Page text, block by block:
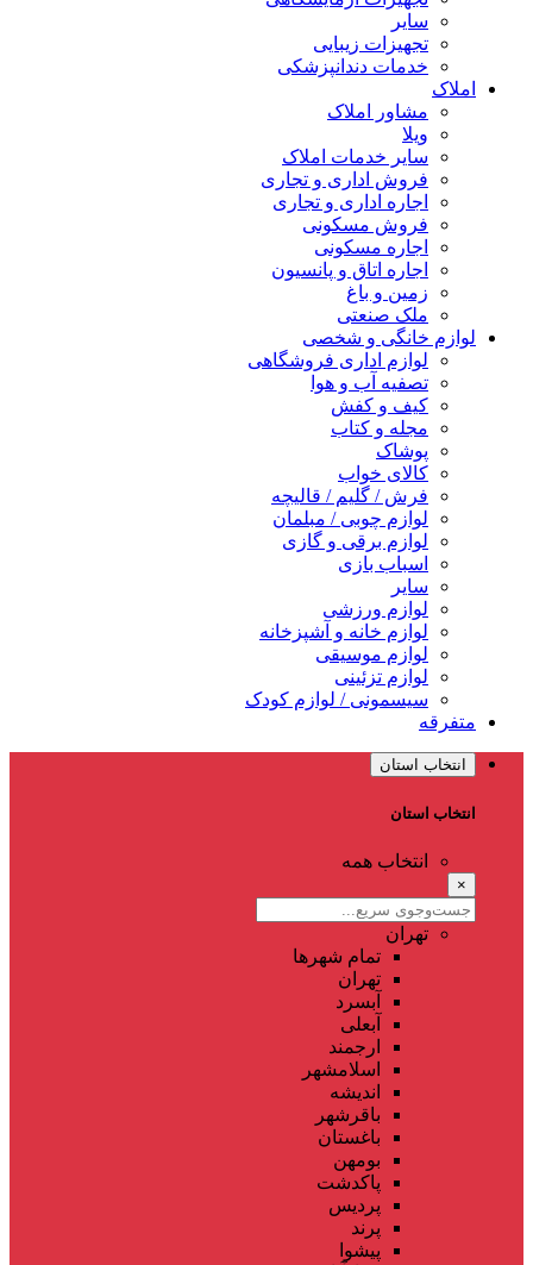
سایر
تجهیزات زیبایی
خدمات دندانپزشکی
املاک
مشاور املاک
ویلا
سایر خدمات املاک
فروش اداری و تجاری
اجاره اداری و تجاری
فروش مسکونی
اجاره مسکونی
اجاره اتاق و پانسیون
زمین و باغ
ملک صنعتی
لوازم خانگی و شخصی
لوازم اداری فروشگاهی
تصفیه آب و هوا
کیف و کفش
مجله و کتاب
پوشاک
کالای خواب
فرش / گلیم / قالیچه
لوازم چوبی / مبلمان
لوازم برقی و گازی
اسباب بازی
سایر
لوازم ورزشی
لوازم خانه و آشپزخانه
لوازم موسیقی
لوازم تزئینی
سیسمونی / لوازم کودک
متفرقه
انتخاب استان
انتخاب استان
انتخاب همه
×
تهران
تمام شهر‌ها
تهران
آبسرد
آبعلی
ارجمند
اسلامشهر
اندیشه
باقرشهر
باغستان
بومهن
پاکدشت
پردیس
پرند
پیشوا